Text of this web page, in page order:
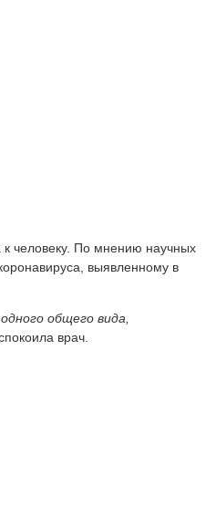
человеку. По мнению научных
выявленному в
общего вида,
врач.